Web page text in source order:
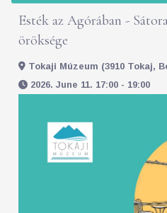
Esték az Agórában -
öröksége
Tokaji Múzeum (3910 Tokaj,
2026. June 11. 17:00 - 19:00